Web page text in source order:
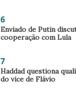
6
Enviado de Putin
cooperação com Lula
7
Haddad questiona
do vice de Flávio